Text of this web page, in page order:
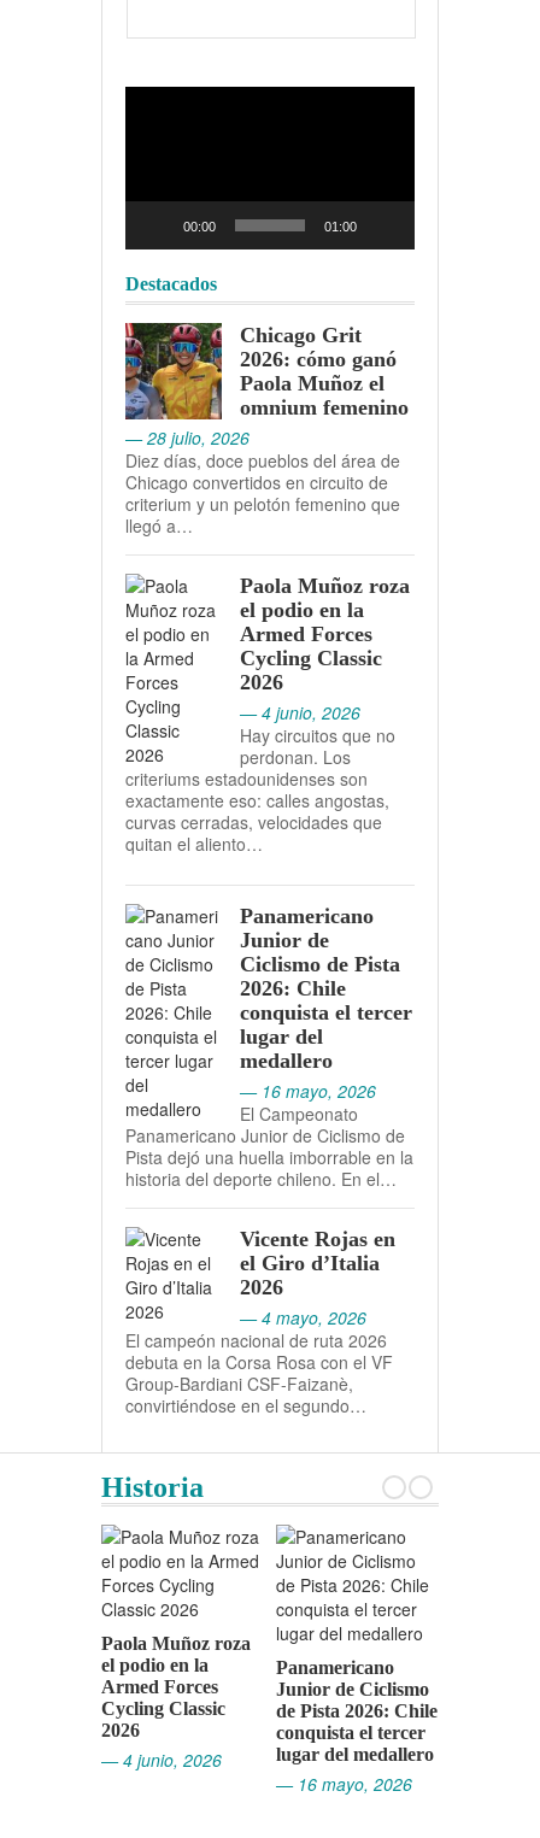
00:00 01:00
Destacados
Chicago Grit
2026: cómo ganó
Paola Muñoz el
omnium femenino
— 28 julio, 2026
Diez días, doce pueblos del área de
Chicago convertidos en circuito de
criterium y un pelotón femenino que
llegó a…
Paola Muñoz roza
el podio en la
Armed Forces
Cycling Classic
2026
— 4 junio, 2026
Hay circuitos que no
perdonan. Los
criteriums estadounidenses son
exactamente eso: calles angostas,
curvas cerradas, velocidades que
quitan el aliento…
Panamericano
Junior de
Ciclismo de Pista
2026: Chile
conquista el tercer
lugar del
medallero
— 16 mayo, 2026
El Campeonato
Panamericano Junior de Ciclismo de
Pista dejó una huella imborrable en la
historia del deporte chileno. En el…
Vicente Rojas en
el Giro d’Italia
2026
— 4 mayo, 2026
El campeón nacional de ruta 2026
debuta en la Corsa Rosa con el VF
Group-Bardiani CSF-Faizanè,
convirtiéndose en el segundo…
Historia
Paola Muñoz roza
el podio en la
Armed Forces
Cycling Classic
2026
— 4 junio, 2026
Panamericano
Junior de Ciclismo
de Pista 2026: Chile
conquista el tercer
lugar del medallero
— 16 mayo, 2026